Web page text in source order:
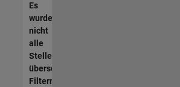
Es
wurden
nicht
alle
Stellen
übersetzt.
Filtern